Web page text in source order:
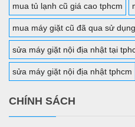
mua tủ lạnh cũ giá cao tphcm
mua máy giặt cũ đã qua sử dụng
sửa máy giặt nội địa nhật tại
sửa máy giặt nội địa nhật tphcm
CHÍNH SÁCH